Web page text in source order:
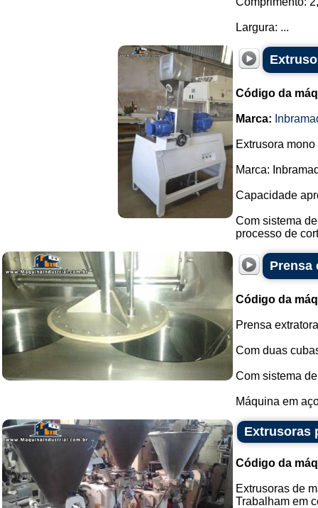
Largura: ...
Código da
Marca:
Extrusora
Marca:
Capacidade
Com sistema
processo de
Prensa
Código da
Prensa
Com duas
Com sistema
Máquina em
Extrusoras
Código da
Extrusoras de
Trabalham em